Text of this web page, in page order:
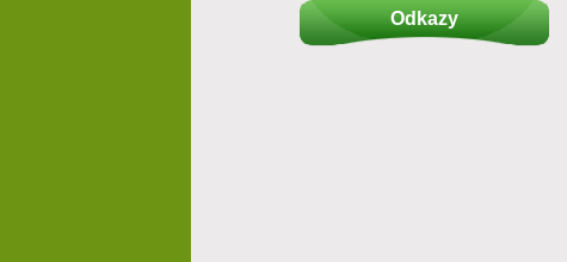
Odkazy